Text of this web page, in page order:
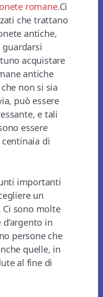
romane.Ci
che trattano
antiche,
guardarsi
acquistare
antiche
non si sia
può essere
e tali
essere
di
importanti
un
sono molte
in
persone che
quelle, in
al fine di